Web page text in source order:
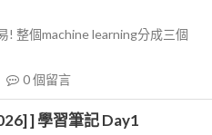
! 整個machine learning分成三個
0個留言
] 學習筆記 Day1